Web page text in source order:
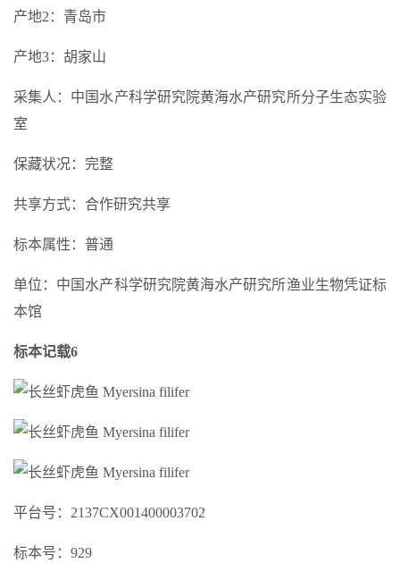
产地2：青岛市
产地3：胡家山
采集人：中国水产科学研究院黄海水产研究所分子生态实验
室
保藏状况：完整
共享方式：合作研究共享
标本属性：普通
单位：中国水产科学研究院黄海水产研究所渔业生物凭证标
本馆
标本记载6
平台号：2137CX001400003702
标本号：929